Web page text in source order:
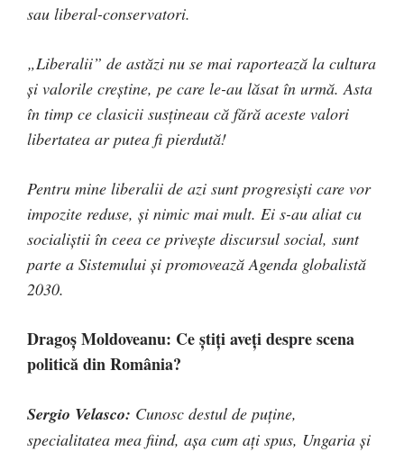
sau liberal-conservatori.
„Liberalii” de astăzi nu se mai raportează la cultura
și valorile creștine, pe care le-au lăsat în urmă. Asta
în timp ce clasicii susțineau că fără aceste valori
libertatea ar putea fi pierdută!
Pentru mine liberalii de azi sunt progresiști care vor
impozite reduse, și nimic mai mult. Ei s-au aliat cu
socialiștii în ceea ce privește discursul social, sunt
parte a Sistemului și promovează Agenda globalistă
2030.
Dragoș Moldoveanu: Ce știți aveți despre scena
politică din România?
Sergio Velasco: Cunosc destul de puține,
specialitatea mea fiind, așa cum ați spus, Ungaria și